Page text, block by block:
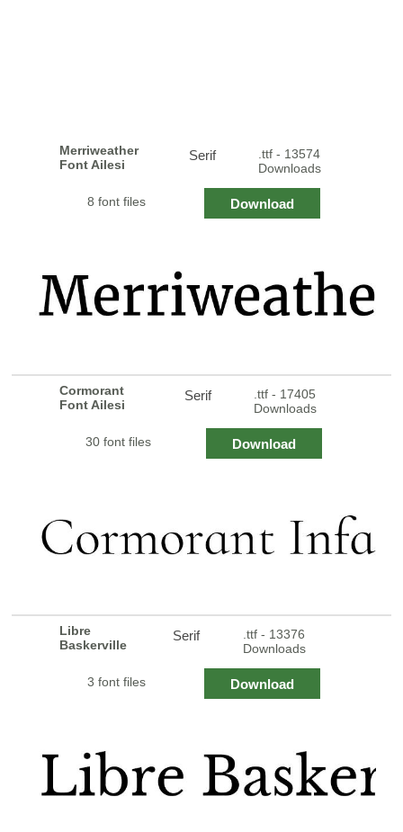
Merriweather
Font Ailesi
Serif
.ttf - 13574
Downloads
8 font files Download
Cormorant
Font Ailesi
Serif
.ttf - 17405
Downloads
30 font files Download
Libre
Baskerville
Serif
.ttf - 13376
Downloads
3 font files Download